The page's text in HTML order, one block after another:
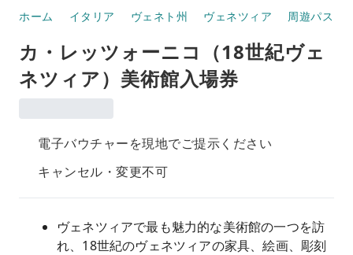
ホーム イタリア ヴェネト州 ヴェネツィア 周遊パス
カ・レッツォーニコ（18世紀ヴェ
ネツィア）美術館入場券
電子バウチャーを現地でご提示ください
キャンセル・変更不可
ヴェネツィアで最も魅力的な美術館の一つを訪
れ、18世紀のヴェネツィアの家具、絵画、彫刻